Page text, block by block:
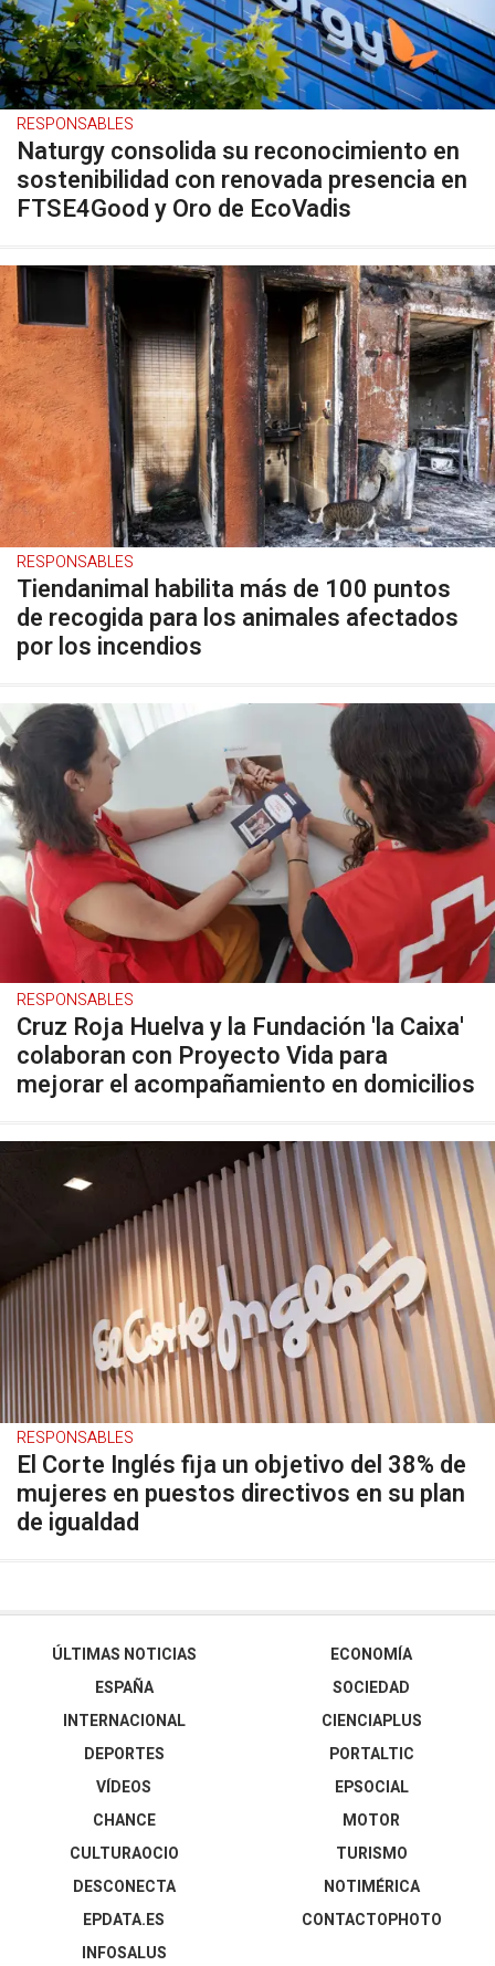
RESPONSABLES
Naturgy consolida su reconocimiento en
sostenibilidad con renovada presencia en
FTSE4Good y Oro de EcoVadis
RESPONSABLES
Tiendanimal habilita más de 100 puntos
de recogida para los animales afectados
por los incendios
RESPONSABLES
Cruz Roja Huelva y la Fundación 'la Caixa'
colaboran con Proyecto Vida para
mejorar el acompañamiento en domicilios
RESPONSABLES
El Corte Inglés fija un objetivo del 38% de
mujeres en puestos directivos en su plan
de igualdad
ÚLTIMAS NOTICIAS
ESPAÑA
INTERNACIONAL
DEPORTES
VÍDEOS
ECONOMÍA
SOCIEDAD
CIENCIAPLUS
PORTALTIC
EPSOCIAL
CHANCE
CULTURAOCIO
DESCONECTA
EPDATA.ES
INFOSALUS
MOTOR
TURISMO
NOTIMÉRICA
CONTACTOPHOTO